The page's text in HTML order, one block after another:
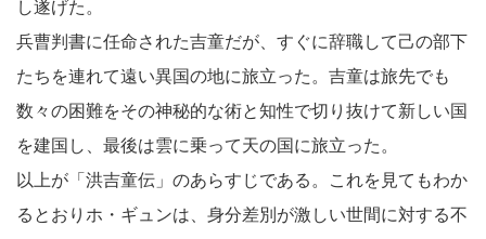
し遂げた。
兵曹判書に任命された吉童だが、すぐに辞職して己の部下
たちを連れて遠い異国の地に旅立った。吉童は旅先でも
数々の困難をその神秘的な術と知性で切り抜けて新しい国
を建国し、最後は雲に乗って天の国に旅立った。
以上が「洪吉童伝」のあらすじである。これを見てもわか
るとおりホ・ギュンは、身分差別が激しい世間に対する不